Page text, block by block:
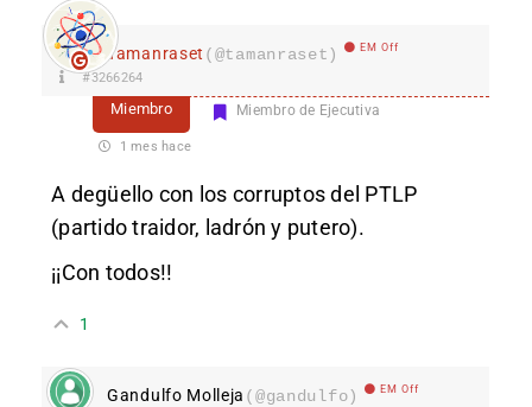
Tamanraset (@tamanraset) EM Off
#3266264
Miembro Miembro de Ejecutiva
1 mes hace
A degüello con los corruptos del PTLP
(partido traidor, ladrón y putero).
¡¡Con todos!!
1
Gandulfo Molleja (@gandulfo) EM Off